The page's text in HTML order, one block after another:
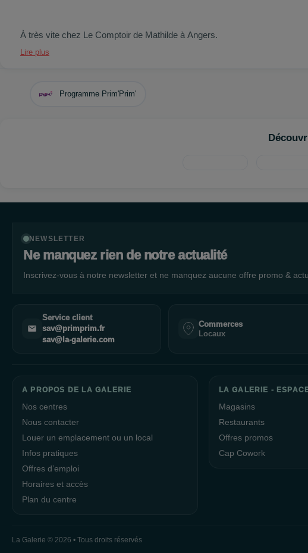
À très vite chez Le Comptoir de Mathilde à Angers.
Lire plus
Programme Prim'Prim'
NEWSLETTER
Ne manquez rien de notre actualité
Inscrivez-vous à notre newsletter et ne manquez aucune offre promo &
Service client
sav@primprim.fr
sav@la-galerie.com
Commerces
Locaux
A PROPOS DE LA GALERIE
Nos centres
Nous contacter
Louer un emplacement ou un local
Infos pratiques
Offres d’emploi
Horaires et accès
Plan du centre
LA GALERIE -
Magasins
Restaurants
Offres promos
Cap Cowork
La Galerie © 2026 • Tous droits réservés